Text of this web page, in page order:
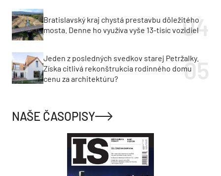
Bratislavský kraj chystá prestavbu dôležitého
mosta. Denne ho využíva vyše 13-tisíc vozidiel
Jeden z posledných svedkov starej Petržalky.
Získa citlivá rekonštrukcia rodinného domu
cenu za architektúru?
NAŠE ČASOPISY